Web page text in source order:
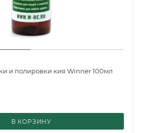
и полировки кия Winner 100мл
В КОРЗИНУ